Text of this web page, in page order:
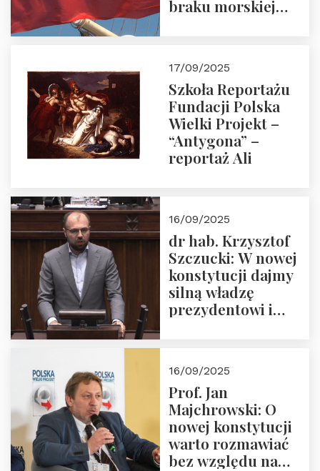
braku morskiej
17/09/2025
Szkoła Reportażu
Fundacji Polska
Wielki Projekt –
“Antygona” –
reportaż Ali
16/09/2025
dr hab. Krzysztof
Szczucki: W nowej
konstytucji dajmy
silną władzę
prezydentowi i
16/09/2025
Prof. Jan
Majchrowski: O
nowej konstytucji
warto rozmawiać
bez względu na